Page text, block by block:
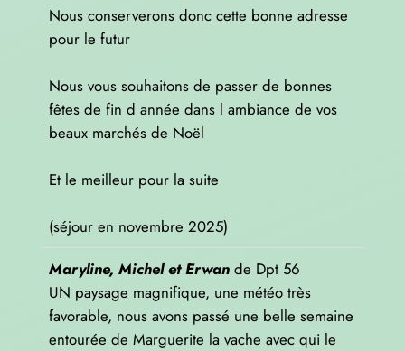
Nous conserverons donc cette bonne adresse
pour le futur
Nous vous souhaitons de passer de bonnes
fêtes de fin d année dans l ambiance de vos
beaux marchés de Noël
Et le meilleur pour la suite
(séjour en novembre 2025)
Maryline, Michel et Erwan de Dpt 56
UN paysage magnifique, une météo très
favorable, nous avons passé une belle semaine
entourée de Marguerite la vache avec qui le